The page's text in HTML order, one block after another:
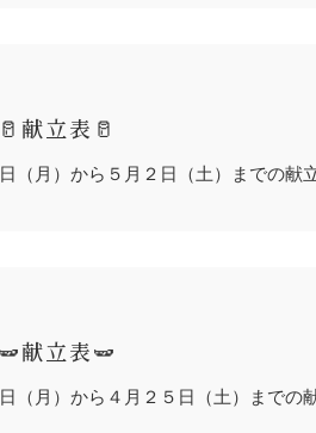
献立表🥛
（月）から５月２日（土）までの献
献立表🫛
（月）から４月２５日（土）までの